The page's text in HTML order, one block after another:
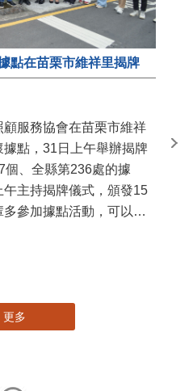
點在苗栗市維祥里揭牌
服務協會在苗栗市維祥
點，31日上午舉辦揭牌
個、全縣第236處的據
主持揭牌儀式，頒發15
參加據點活動，可以更
苗
更多